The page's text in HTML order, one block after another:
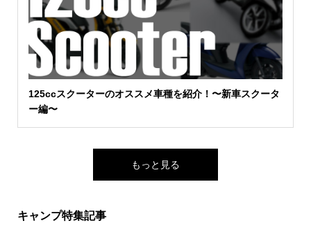
125ccスクーターのオススメ車種を紹介！〜新車スクータ
ー編〜
もっと見る
キャンプ特集記事